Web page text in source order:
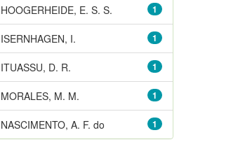
1
HOOGERHEIDE, E. S. S.
1
ISERNHAGEN, I.
1
ITUASSU, D. R.
1
MORALES, M. M.
1
NASCIMENTO, A. F. do